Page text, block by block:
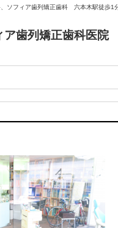
、ソフィア歯列矯正歯科 六本木駅徒歩1
ア歯列矯正歯科医院